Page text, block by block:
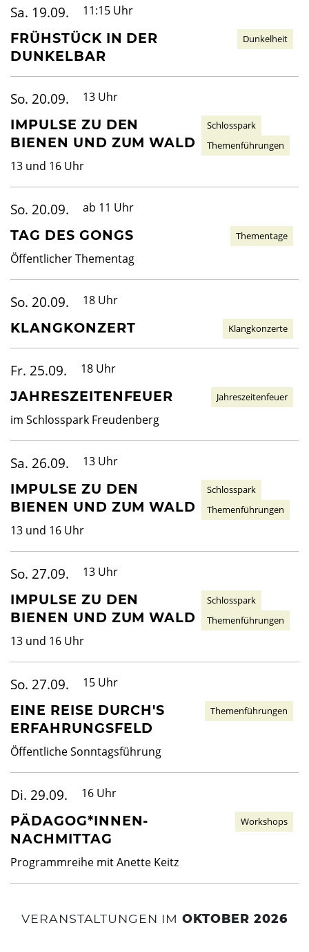
Sa. 19.09. 11:15 Uhr
FRÜHSTÜCK IN DER
DUNKELBAR
Dunkelheit
So. 20.09. 13 Uhr
IMPULSE ZU DEN
BIENEN UND ZUM WALD
13 und 16 Uhr
Schlosspark
Themenführungen
So. 20.09. ab 11 Uhr
TAG DES GONGS
Öffentlicher Thementag
Thementage
So. 20.09. 18 Uhr
KLANGKONZERT Klangkonzerte
Fr. 25.09. 18 Uhr
JAHRESZEITENFEUER
im Schlosspark Freudenberg
Jahreszeitenfeuer
Sa. 26.09. 13 Uhr
IMPULSE ZU DEN
BIENEN UND ZUM WALD
13 und 16 Uhr
Schlosspark
Themenführungen
So. 27.09. 13 Uhr
IMPULSE ZU DEN
BIENEN UND ZUM WALD
13 und 16 Uhr
Schlosspark
Themenführungen
So. 27.09. 15 Uhr
EINE REISE DURCH'S
ERFAHRUNGSFELD
Öffentliche Sonntagsführung
Themenführungen
Di. 29.09. 16 Uhr
PÄDAGOG*INNEN-
NACHMITTAG
Programmreihe mit Anette Keitz
Workshops
VERANSTALTUNGEN IMOKTOBER 2026